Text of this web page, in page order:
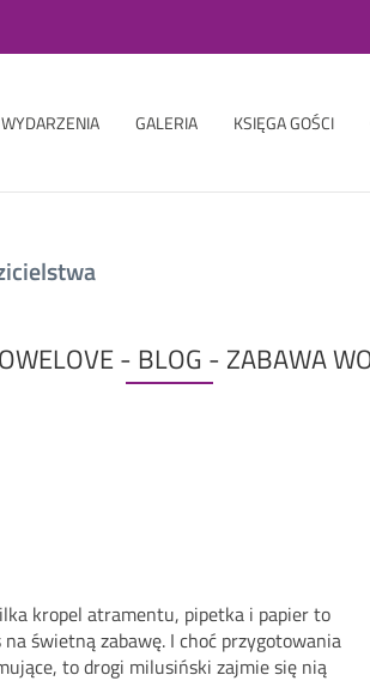
WYDARZENIA GALERIA KSIĘGA GOŚCI
- BLOG - ZABAWA
kropel atramentu, pipetka i papier to
świetną zabawę. I choć przygotowania
to drogi milusiński zajmie się nią